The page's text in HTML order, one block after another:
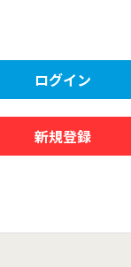
ログイン
新規登録